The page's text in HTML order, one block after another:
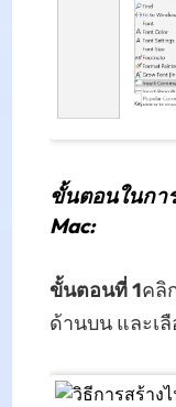
ขั้นตอนในกา
Mac:
ขั้นตอนที่ 1คลิ
ด้านบน และเ